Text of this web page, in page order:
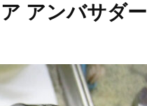
アンバサダー